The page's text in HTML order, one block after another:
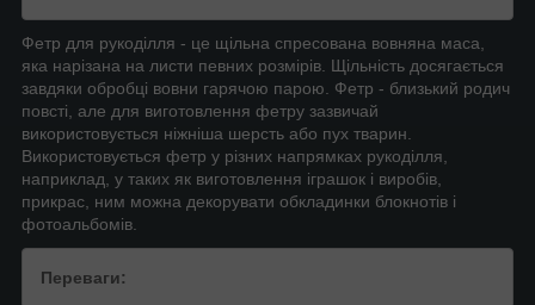
Фетр для рукоділля - це щільна спресована вовняна маса,
яка нарізана на листи певних розмірів. Щільність досягається
завдяки обробці вовни гарячою парою. Фетр - близький родич
повсті, але для виготовлення фетру зазвичай
використовується ніжніша шерсть або пух тварин.
Використовується фетр у різних напрямках рукоділля,
наприклад, у таких як виготовлення іграшок і виробів,
прикрас, ним можна декорувати обкладинки блокнотів і
фотоальбомів.
Переваги: